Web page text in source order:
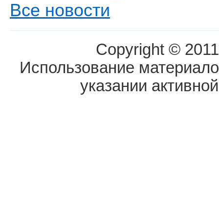
Все новости
Copyright ©
Использование
указании